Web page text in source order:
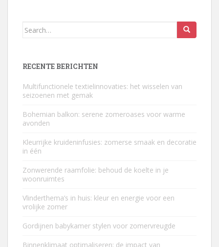
Search
RECENTE BERICHTEN
Multifunctionele textielinnovaties: het wisselen van
seizoenen met gemak
Bohemian balkon: serene zomeroases voor warme
avonden
Kleurrijke kruideninfusies: zomerse smaak en decoratie
in één
Zonwerende raamfolie: behoud de koelte in je
woonruimtes
Vlinderthema’s in huis: kleur en energie voor een
vrolijke zomer
Gordijnen babykamer stylen voor zomervreugde
Binnenklimaat optimaliseren: de impact van